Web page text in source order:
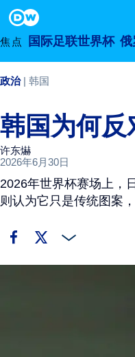
焦点 国际足联世界杯 俄
政治 韩国
韩国为何反
许东爀
2026年6月30日
2026年世界杯赛场上，
则认为它只是传统图案
Footer